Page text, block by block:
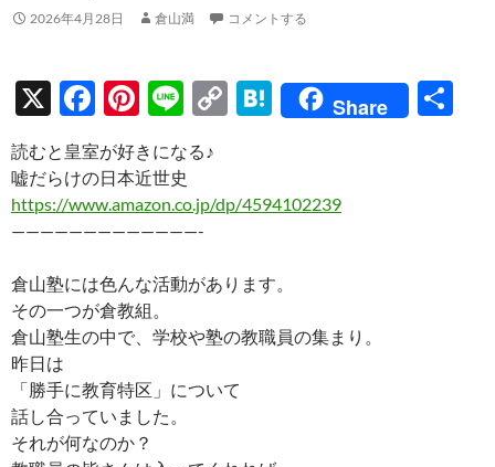
2026年4月28日 倉山満 コメントする
X
F
ac
e
b
o
o
k
Pi
nt
er
es
t
Li
n
e
C
y
n
H
n
Share
読むと皇室が好きになる♪
嘘だらけの日本近世史
https://www.amazon.co.jp/dp/4594102239
—————————————-
倉山塾には色んな活動があります。
その一つが倉教組。
倉山塾生の中で、学校や塾の教職員の集まり。
昨日は
「勝手に教育特区」について
話し合っていました。
それが何なのか？